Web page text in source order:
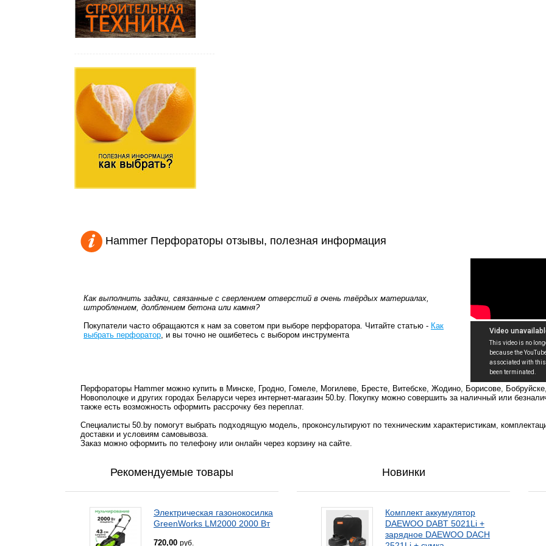
Hammer Перфораторы отзывы, полезная информация
Как выполнить задачи, связанные с сверлением отверстий в очень твёрдых материалах,
штроблением, долблением бетона или камня?
Покупатели часто обращаются к нам за советом при выборе перфоратора. Читайте статью - Как
выбрать перфоратор, и вы точно не ошибетесь с выбором инструмента
Перфораторы Hammer можно купить в Минске, Гродно, Гомеле, Могилеве, Бресте, Витебске, Жодино, Борисове,
Новополоцке и других городах Беларуси через интернет-магазин 50.by. Покупку можно совершить за наличный или
также есть возможность оформить рассрочку без переплат.
Специалисты 50.by помогут выбрать подходящую модель, проконсультируют по техническим характеристикам,
доставки и условиям самовывоза.
Заказ можно оформить по телефону или онлайн через корзину на сайте.
Рекомендуемые товары
Электрическая газонокосилка
GreenWorks LM2000 2000 Вт
720,00 руб.
Новинки
Комплект аккумулятор
DAEWOO DABT 5021Li +
зарядное DAEWOO DACH